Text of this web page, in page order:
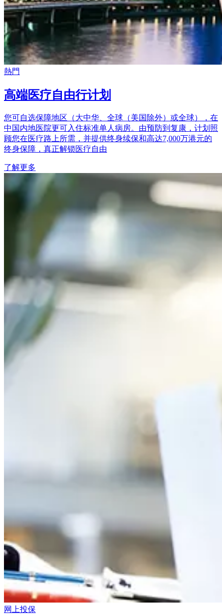
熱門
高端医疗自由行计划
您可自选保障地区（大中华、全球（美国除外）或全球），在
中国内地医院更可入住标准单人病房。由预防到复康，计划照
顾您在医疗路上所需，并提供终身续保和高达7,000万港元的
终身保障，真正解锁医疗自由
了解更多
网上投保